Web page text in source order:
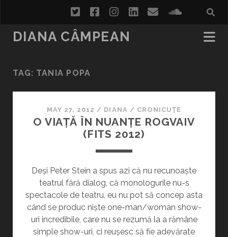
twitterfacebookinstagram
linkedin
email
DIANA CÂMPEAN
TAG: TANIA POPA
MAY 27, 2012 / DIANA / CRONICUŢE
O VIAȚĂ ÎN NUANȚE ROGVAIV
(FITS 2012)
Deși Peter Stein a spus azi că nu recunoaște
teatrul fără dialog, că monologurile nu-s
spectacole de teatru, eu nu pot să concep asta
când se produc niște one-man/woman show-
uri incredibile, care nu se rezumă la a rămâne
simple show-uri, ci reușesc să fie adevărate